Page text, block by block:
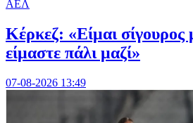
ΑΕΛ
Κέρκεζ: «Είμαι σίγουρος
είμαστε πάλι μαζί»
07-08-2026 13:49